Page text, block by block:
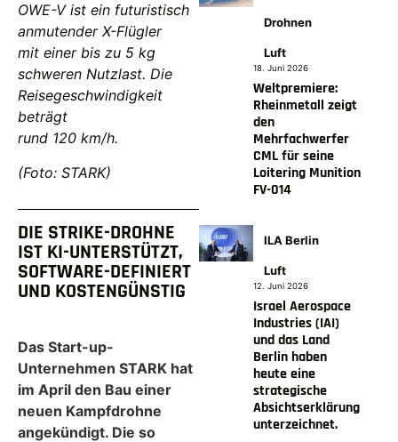
OWE-V ist ein futuristisch
anmutender X-Flügler
mit einer bis zu 5 kg
schweren Nutzlast. Die
Reisegeschwindigkeit
beträgt
rund 120 km/h.
(Foto: STARK)
DIE STRIKE-DROHNE
IST KI-UNTERSTÜTZT,
SOFTWARE-DEFINIERT
UND KOSTENGÜNSTIG
Das Start-up-
Unternehmen STARK hat
im April den Bau einer
neuen Kampfdrohne
angekündigt. Die so
Drohnen
Luft
18. Juni 2026
Weltpremiere:
Rheinmetall zeigt
den
Mehrfachwerfer
CML für seine
Loitering Munition
FV-014
ILA Berlin
Luft
12. Juni 2026
Israel Aerospace
Industries (IAI)
und das Land
Berlin haben
heute eine
strategische
Absichtserklärung
unterzeichnet.